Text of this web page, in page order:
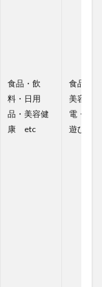
食品・飲
料・日用
品・美容健
康 etc
食品・
美容健
電・ア
遊び・